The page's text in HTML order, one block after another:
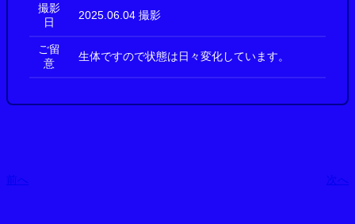
撮影
日
2025.06.04 撮影
ご留
意
生体ですので状態は日々変化しています。
前へ 次へ